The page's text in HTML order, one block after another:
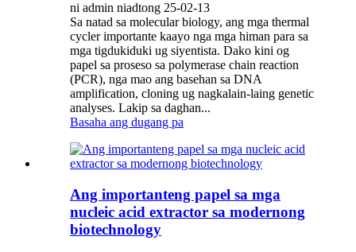
ni admin niadtong 25-02-13
Sa natad sa molecular biology, ang mga thermal
cycler importante kaayo nga mga himan para sa
mga tigdukiduki ug siyentista. Dako kini og
papel sa proseso sa polymerase chain reaction
(PCR), nga mao ang basehan sa DNA
amplification, cloning ug nagkalain-laing genetic
analyses. Lakip sa daghan...
Basaha ang dugang pa
Ang importanteng papel sa mga
nucleic acid extractor sa modernong
biotechnology